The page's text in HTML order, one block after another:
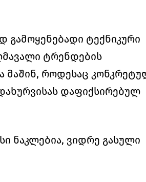
გამოყენებადი ტექნიკური
ტრენდების
როდესაც
დაფიქსირებულ
ნაკლებია, ვიდრე გასული